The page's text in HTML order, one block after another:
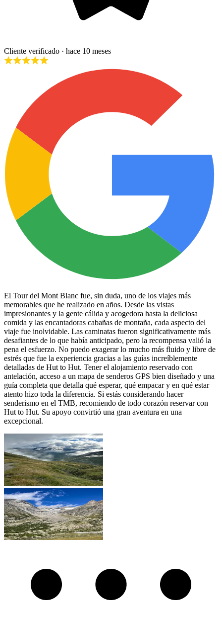
Cliente verificado · hace 10 meses
El Tour del Mont Blanc fue, sin duda, uno de los viajes más
memorables que he realizado en años. Desde las vistas
impresionantes y la gente cálida y acogedora hasta la deliciosa
comida y las encantadoras cabañas de montaña, cada aspecto del
viaje fue inolvidable. Las caminatas fueron significativamente más
desafiantes de lo que había anticipado, pero la recompensa valió la
pena el esfuerzo. No puedo exagerar lo mucho más fluido y libre de
estrés que fue la experiencia gracias a las guías increíblemente
detalladas de Hut to Hut. Tener el alojamiento reservado con
antelación, acceso a un mapa de senderos GPS bien diseñado y una
guía completa que detalla qué esperar, qué empacar y en qué estar
atento hizo toda la diferencia. Si estás considerando hacer
senderismo en el TMB, recomiendo de todo corazón reservar con
Hut to Hut. Su apoyo convirtió una gran aventura en una
excepcional.